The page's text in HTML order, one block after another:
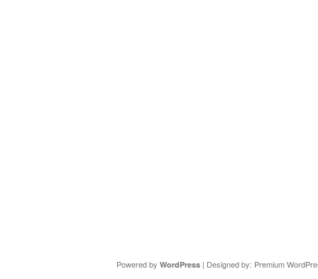
Powered by WordPress| Designed by: Premium